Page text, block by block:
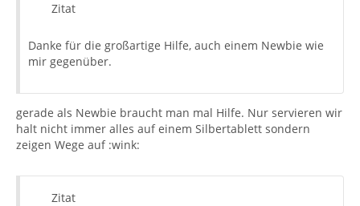
Zitat
Danke für die großartige Hilfe, auch einem Newbie wie
mir gegenüber.
gerade als Newbie braucht man mal Hilfe. Nur servieren wir
halt nicht immer alles auf einem Silbertablett sondern
zeigen Wege auf :wink:
Zitat